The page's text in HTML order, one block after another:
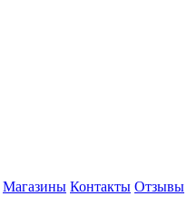
Магазины Контакты Отзывы